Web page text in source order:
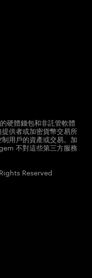
硬體錢包和非託管軟體
供者或加密貨幣交易所
用戶的資產或交易。加
不對這些第三方服務